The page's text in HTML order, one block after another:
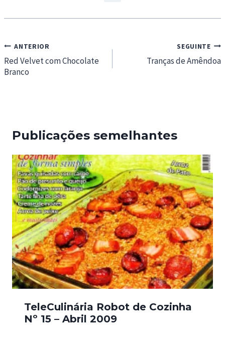
Navegação
de
artigos
ANTERIOR
Red Velvet com Chocolate
Branco
SEGUINTE
Tranças de Amêndoa
Publicações semelhantes
TeleCulinária Robot de Cozinha
Nº 15 – Abril 2009